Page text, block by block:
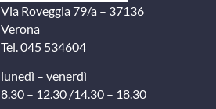
Via Roveggia 79/a – 37136
Verona
Tel. 045 534604
lunedì – venerdì
8.30 – 12.30 /14.30 – 18.30